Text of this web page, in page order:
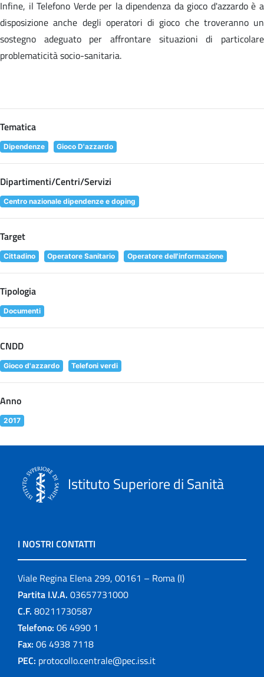
Infine, il Telefono Verde per la dipendenza da gioco d'azzardo è a
disposizione anche degli operatori di gioco che troveranno un
sostegno adeguato per affrontare situazioni di particolare
problematicità socio-sanitaria.
Tematica
Dipendenze Gioco D'azzardo
Dipartimenti/Centri/Servizi
Centro nazionale dipendenze e doping
Target
Cittadino Operatore Sanitario Operatore dell'informazione
Tipologia
Documenti
CNDD
Gioco d'azzardo Telefoni verdi
Anno
2017
Istituto Superiore di Sanità
I NOSTRI CONTATTI
Viale Regina Elena 299, 00161 – Roma (I)
Partita I.V.A. 03657731000
C.F. 80211730587
Telefono: 06 4990 1
Fax: 06 4938 7118
PEC: protocollo.centrale@pec.iss.it